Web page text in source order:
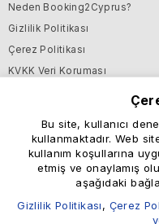
Neden Booking2Cyprus?
Gizlilik Politikası
Çerez Politikası
KVKK Veri Koruması
Destek ve Faydalı
Yardım Merkezi
Bu site, kullanıcı
kullanmaktadır. Web
kullanım koşullarına
etmiş ve onaylamış
aşağıdaki
Gizlilik Politikası, Çerez